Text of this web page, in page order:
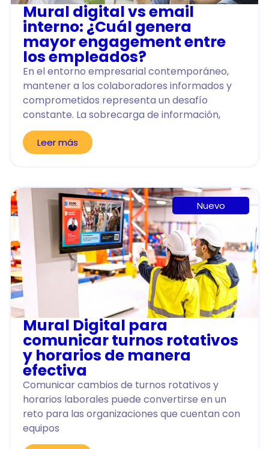
Mural digital vs email
interno: ¿Cuál genera
mayor engagement entre
los empleados?
En el entorno empresarial contemporáneo,
mantener a los colaboradores informados y
comprometidos representa un desafío
constante. La sobrecarga de información,
Leer más
Nuevo
Mural Digital para
comunicar turnos rotativos
y horarios de manera
efectiva
Comunicar cambios de turnos rotativos y
horarios laborales puede convertirse en un
reto para las organizaciones que cuentan con
equipos